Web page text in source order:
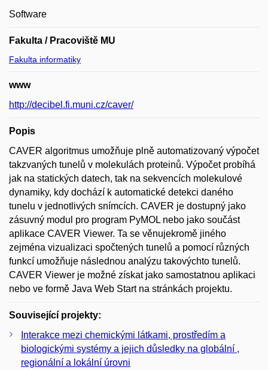
Software
Fakulta / Pracoviště MU
Fakulta informatiky
www
http://decibel.fi.muni.cz/caver/
Popis
CAVER algoritmus umožňuje plně automatizovaný výpočet
takzvaných tunelů v molekulách proteinů. Výpočet probíhá
jak na statických datech, tak na sekvencích molekulové
dynamiky, kdy dochází k automatické detekci daného
tunelu v jednotlivých snímcích. CAVER je dostupný jako
zásuvný modul pro program PyMOL nebo jako součást
aplikace CAVER Viewer. Ta se věnujekromě jiného
zejména vizualizaci spočtených tunelů a pomocí různých
funkcí umožňuje následnou analýzu takovýchto tunelů.
CAVER Viewer je možné získat jako samostatnou aplikaci
nebo ve formě Java Web Start na stránkách projektu.
Související projekty:
Interakce mezi chemickými látkami, prostředím a
biologickými systémy a jejich důsledky na globální ,
regionální a lokální úrovni